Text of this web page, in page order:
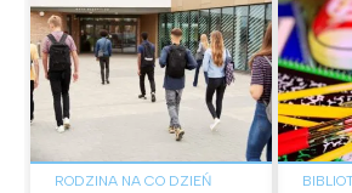
RODZINA NA CO DZIEŃ